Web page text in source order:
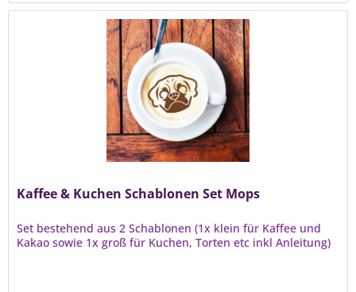
Kaffee & Kuchen Schablonen Set Mops
Set bestehend aus 2 Schablonen (1x klein für Kaffee und
Kakao sowie 1x groß für Kuchen, Torten etc inkl Anleitung)